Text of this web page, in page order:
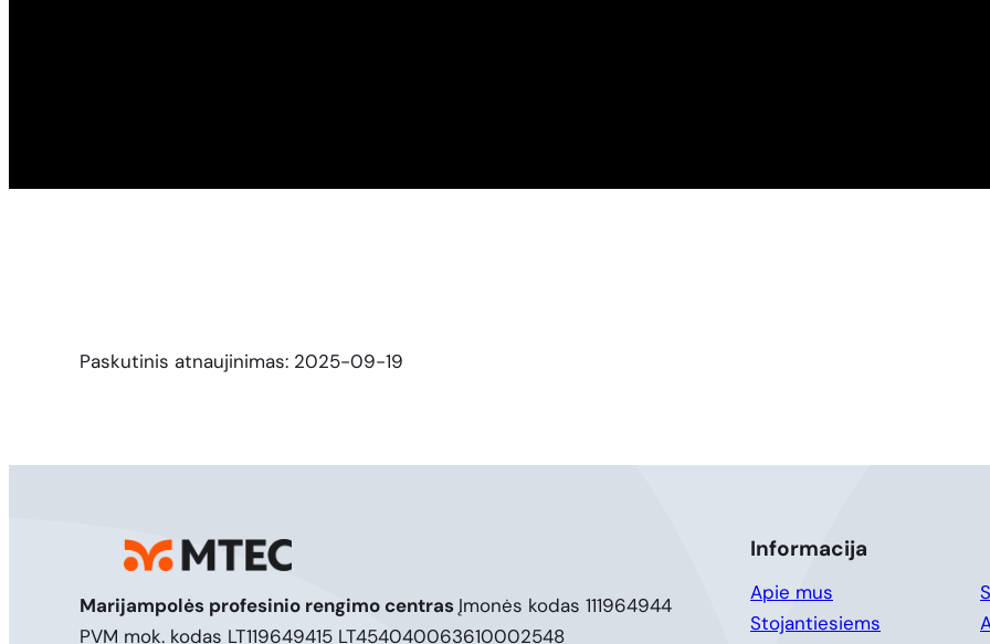
Paskutinis atnaujinimas: 2025-09-19
Marijampolės profesinio rengimo centras Įmonės kodas 111964944
PVM mok. kodas LT119649415 LT454040063610002548
Informacija
Apie mus
Stojantiesiems